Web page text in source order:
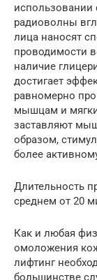
использовании
радиоволны
лица наносят
проводимости
наличие
достигает
равномерно
мышцам и
заставляют
образом,
более
Длительность
среднем от 20
Как и любая
омоложения
лифтинг
большинстве